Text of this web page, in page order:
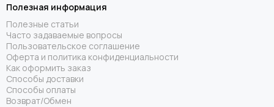
Полезная информация
Полезные статьи
Часто задаваемые вопросы
Пользовательское соглашение
Оферта и политика конфиденциальности
Как оформить заказ
Способы доставки
Способы оплаты
Возврат/Обмен